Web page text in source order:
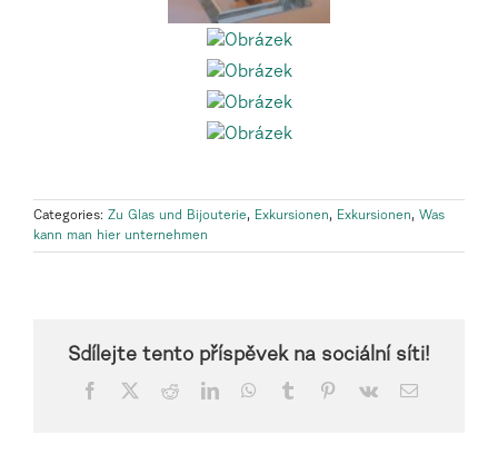
Categories: Zu Glas und Bijouterie, Exkursionen, Exkursionen, Was
kann man hier unternehmen
Sdílejte tento příspěvek na sociální síti!
Facebook RedditLinkedInWhatsApp
Tumblr Pinterest
Vk Email